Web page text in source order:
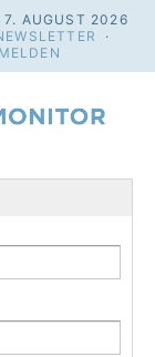
7. AUGUST 2026
·